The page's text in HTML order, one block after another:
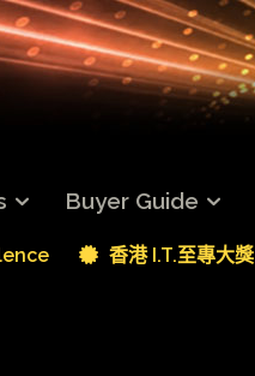
Buyer Guide
香港 I.T.至專大獎